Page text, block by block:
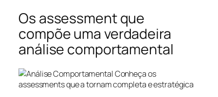
Os assessment que
compõe uma verdadeira
análise comportamental